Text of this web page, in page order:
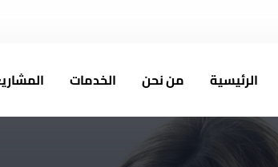
الرئيسية من نحن الخدمات